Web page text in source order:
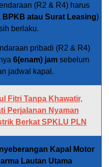
(R2 & R4) harus
BPKB atau Surat Leasing)
berlaku.
pribadi (R2 & R4)
6(enam) jam sebelum
jadwal kapal.
Fitri Tanpa Khawatir,
Perjalanan Nyaman
Berkat SPKLU PLN
Kapal Motor
Lautan Utama